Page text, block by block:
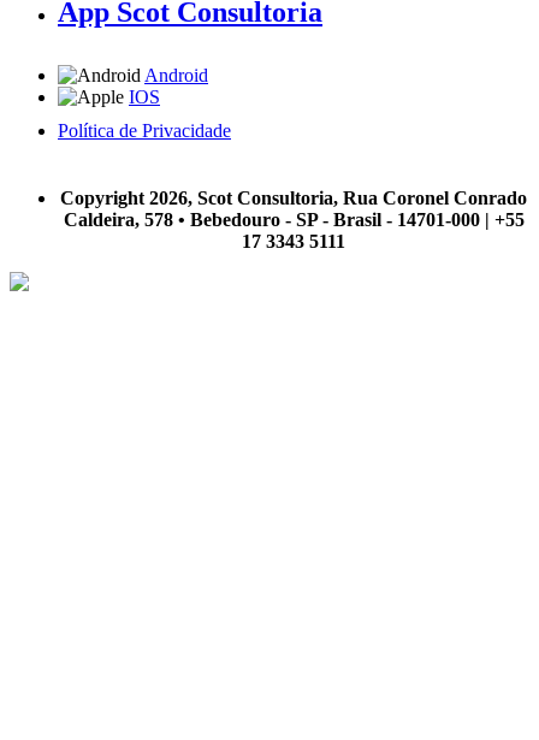
App Scot Consultoria
Android
IOS
Política de Privacidade
Copyright 2026, Scot Consultoria, Rua Coronel Conrado
Caldeira, 578 • Bebedouro - SP - Brasil - 14701-000 | +55
17 3343 5111